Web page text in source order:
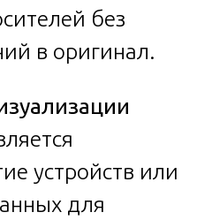
без
в оригинал.
устройств или
для